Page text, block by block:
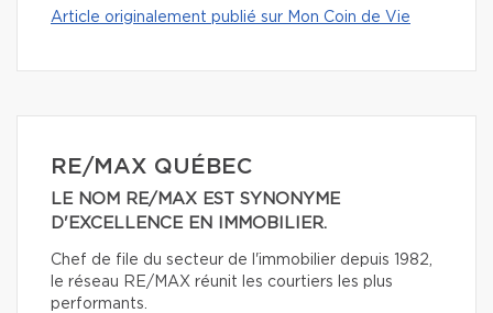
Article originalement publié sur Mon Coin de Vie
RE/MAX QUÉBEC
LE NOM RE/MAX EST SYNONYME
D'EXCELLENCE EN IMMOBILIER.
Chef de file du secteur de l'immobilier depuis 1982,
le réseau RE/MAX réunit les courtiers les plus
performants.